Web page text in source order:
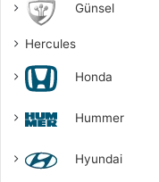
Günsel
Hercules
Honda
Hummer
Hyundai